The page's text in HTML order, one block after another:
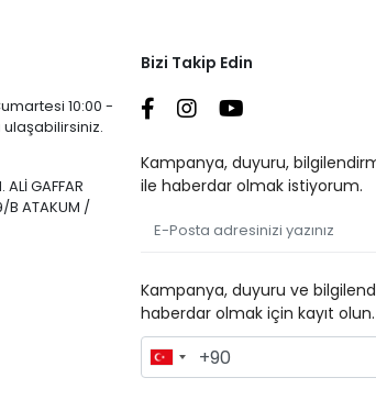
10:00 -
ulaşabilirsiniz.
ALİ GAFFAR
B ATAKUM /
Bizi Takip Edin
Kampanya, duyuru,
ile haberdar olmak istiyorum.
Kampanya, duyuru ve
haberdar olmak için kayıt olun.